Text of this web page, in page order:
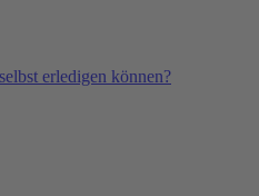
erledigen können?